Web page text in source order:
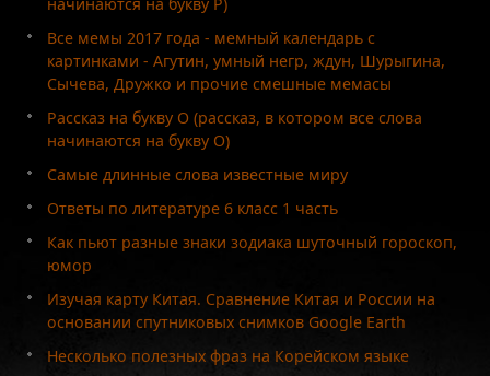
Все мемы 2017 года - мемный календарь с
картинками - Агутин, умный негр, ждун, Шурыгина,
Сычева, Дружко и прочие смешные мемасы
Рассказ на букву О (рассказ, в котором все слова
начинаются на букву О)
Самые длинные слова известные миру
Ответы по литературе 6 класс 1 часть
Как пьют разные знаки зодиака шуточный гороскоп,
юмор
Изучая карту Китая. Сравнение Китая и России на
основании спутниковых снимков Google Earth
Несколько полезных фраз на Корейском языке